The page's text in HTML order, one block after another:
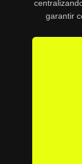
garantir